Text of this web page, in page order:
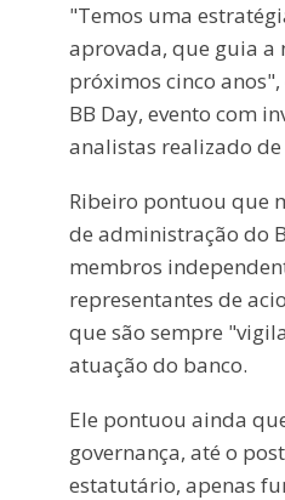
"Temos uma
aprovada, que guia a
próximos cinco
BB Day, evento com
analistas realizado
Ribeiro pontuou que
de administração do
membros
representantes de
que são sempre
atuação do banco.
Ele pontuou ainda
governança, até o
estatutário, apenas